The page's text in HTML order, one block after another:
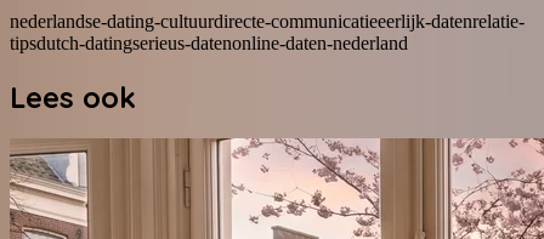
nederlandse-dating-cultuurdirecte-communicatieeerlijk-datenrelatie-
tipsdutch-datingserieus-datenonline-daten-nederland
Lees ook